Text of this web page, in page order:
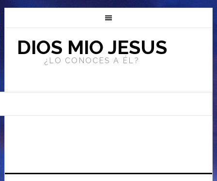
DIOS MIO JESUS
¿LO CONOCES A ÉL?